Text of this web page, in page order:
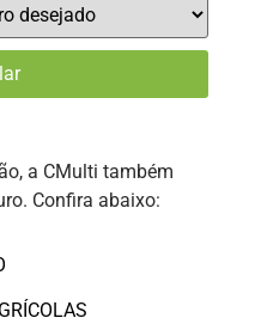
a CMulti também
Confira abaixo: